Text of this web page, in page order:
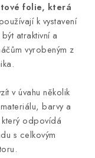
folie, která
k vystavení
atraktivní a
vyrobeným z
v úvahu několik
barvy a
který odpovídá
s celkovým